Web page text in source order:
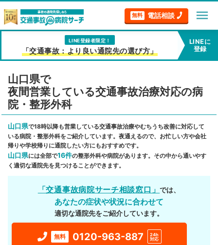
無料 電話相談 menu
LINE登録者限定！
「交通事故：より良い通院先の選び方」
LINEに
登録
山口県で
夜間営業している交通事故治療対応の病
院・整形外科
山口県で18時以降も営業している交通事故治療やむちうち改善に対応して
いる病院・整形外科をご紹介しています。夜通えるので、お忙しい方や会社
帰りや学校帰りに通院したい方にもおすすめです。
山口県には全部で16件の整形外科や病院があります。その中から通いやす
く適切な通院先を見つけることができます。
「交通事故病院サーチ相談窓口」では、
あなたの症状や状況に合わせて
適切な通院先をご紹介しています。
無料 0120-963-887
24h
対応